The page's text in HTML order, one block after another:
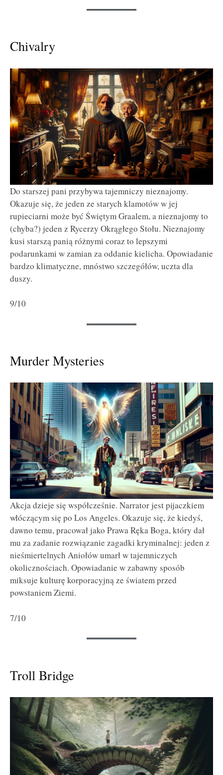
Chivalry
Do starszej pani przybywa tajemniczy nieznajomy.
Okazuje się, że jeden ze starych klamotów w jej
rupieciarni może być Świętym Graalem, a nieznajomy to
(chyba?) jeden z Rycerzy Okrągłego Stołu. Nieznajomy
kusi starszą panią różnymi coraz to lepszymi
podarunkami w zamian za oddanie kielicha. Opowiadanie
bardzo klimatyczne, mnóstwo szczegółów, uczta dla
duszy.
9/10
Murder Mysteries
Akcja dzieje się współcześnie. Narrator jest pijaczkiem
włóczącym się po Los Angeles. Okazuje się, że kiedyś,
dawno temu, pracował jako Prawa Ręka Boga, który dał
mu za zadanie rozwiązanie zagadki kryminalnej: jeden z
nieśmiertelnych Aniołów umarł w tajemniczych
okolicznościach. Opowiadanie w zabawny sposób
miksuje kulturę korporacyjną ze światem przed
powstaniem Ziemi.
7/10
Troll Bridge